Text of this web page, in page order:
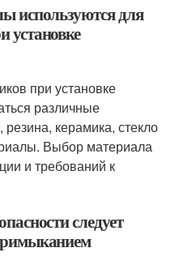
используются для
установке
при установке
различные
керамика, стекло
Выбор материала
и требований к
следует